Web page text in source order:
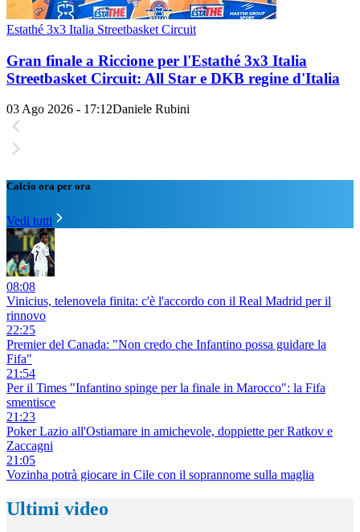
Estathé 3x3 Italia Streetbasket Circuit
Gran finale a Riccione per l'Estathé 3x3 Italia
Streetbasket Circuit: All Star e DKB regine d'Italia
03 Ago 2026 - 17:12Daniele Rubini
Calcio ora per ora
Vedi tutti
08:08
Vinicius, telenovela finita: c'è l'accordo con il Real Madrid per il
rinnovo
22:25
Premier del Canada: "Non credo che Infantino possa guidare la
Fifa"
21:54
Per il Times "Infantino spinge per la finale in Marocco": la Fifa
smentisce
21:23
Poker Lazio all'Ostiamare in amichevole, doppiette per Ratkov e
Zaccagni
21:05
Vozinha potrà giocare in Cile con il soprannome sulla maglia
Ultimi video